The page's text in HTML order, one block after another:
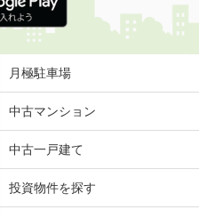
月極駐車場
中古マンション
中古一戸建て
投資物件を探す